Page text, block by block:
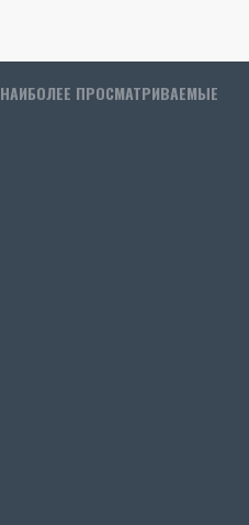
НАИБОЛЕЕ ПРОСМАТРИВАЕМЫЕ